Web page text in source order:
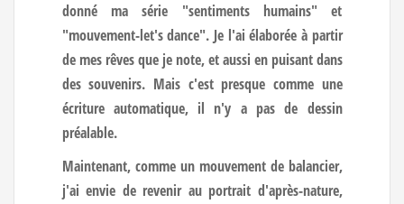
donné ma série "sentiments humains" et
"mouvement-let's dance". Je l'ai élaborée à partir
de mes rêves que je note, et aussi en puisant dans
des souvenirs. Mais c'est presque comme une
écriture automatique, il n'y a pas de dessin
préalable.
Maintenant, comme un mouvement de balancier,
j'ai envie de revenir au portrait d'après-nature,